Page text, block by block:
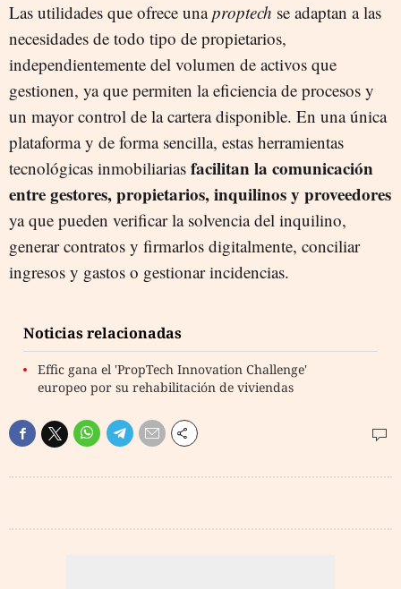
Las utilidades que ofrece unaproptech se adaptan a las
necesidades de todo tipo de propietarios,
independientemente del volumen de activos que
gestionen, ya que permiten la eficiencia de procesos y
un mayor control de la cartera disponible. En una única
plataforma y de forma sencilla, estas herramientas
tecnológicas inmobiliarias facilitan la comunicación
entre gestores, propietarios, inquilinos y proveedores
ya que pueden verificar la solvencia del inquilino,
generar contratos y firmarlos digitalmente, conciliar
ingresos y gastos o gestionar incidencias.
Noticias relacionadas
Effic gana el 'PropTech Innovation Challenge'
europeo por su rehabilitación de viviendas